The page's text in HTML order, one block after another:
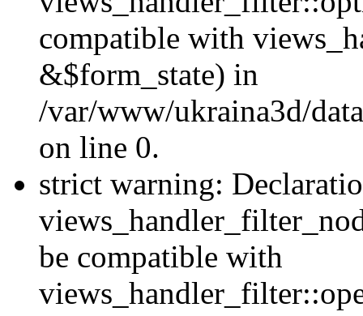
compatible with
&$form_state) in
/var/www/ukraina3d/
on line 0.
strict warning:
be compatible with